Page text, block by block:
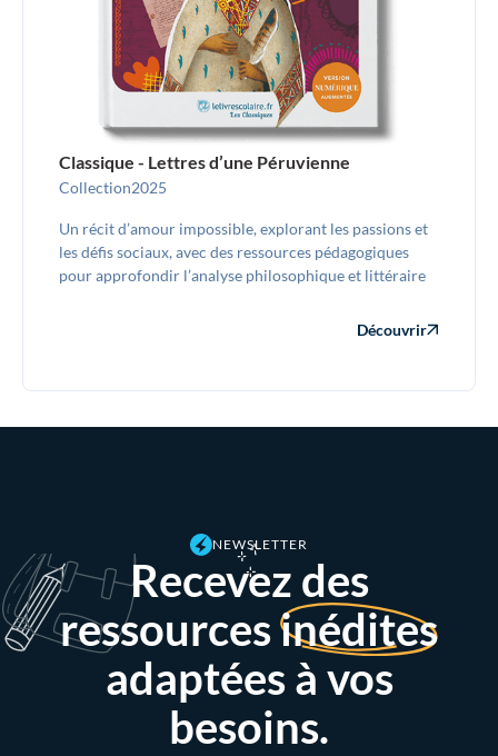
Classique - Lettres d’une Péruvienne
Collection2025
Un récit d’amour impossible, explorant les passions et
les défis sociaux, avec des ressources pédagogiques
pour approfondir l’analyse philosophique et littéraire
Découvrir
NEWSLETTER
Recevez des
ressourcesinédites
adaptées à vos
besoins.